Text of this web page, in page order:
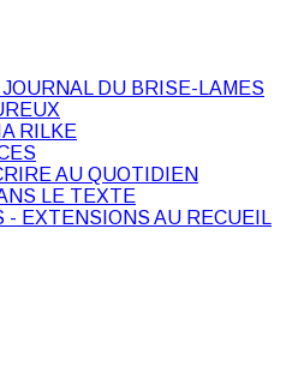
DU BRISE-LAMES
RILKE
AU QUOTIDIEN
LE TEXTE
EXTENSIONS AU RECUEIL